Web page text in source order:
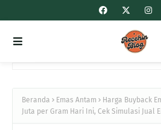
Beranda Emas Antam
Harga Buyback
Juta per Gram Hari Ini, Cek Simulasi Jual